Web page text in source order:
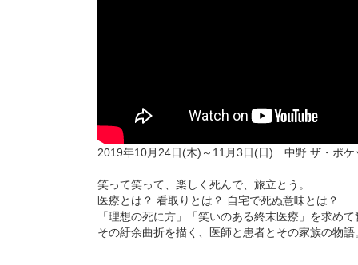
2019年10月24日(木)～11月3日(日) 中野 ザ・ポケ
笑って笑って、楽しく死んで、旅立とう。
医療とは？ 看取りとは？ 自宅で死ぬ意味とは？
「理想の死に方」「笑いのある終末医療」を求め
その紆余曲折を描く、医師と患者とその家族の物語